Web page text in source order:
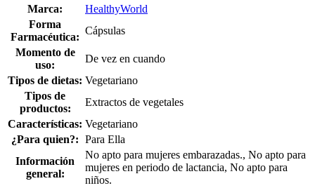
Marca:
HealthyWorld
Forma
Farmacéutica:
Cápsulas
Momento de
uso:
De vez en cuando
Tipos de dietas: Vegetariano
Tipos de
productos:
Extractos de vegetales
Características: Vegetariano
¿Para quien?: Para Ella
Información
general:
No apto para mujeres embarazadas., No apto para
mujeres en periodo de lactancia, No apto para
niños.